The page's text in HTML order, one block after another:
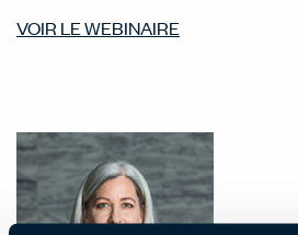
VOIR LE WEBINAIRE